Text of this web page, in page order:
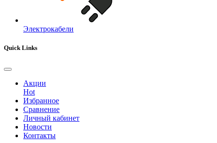
Электрокабели
Quick Links
Акции
Hot
Избранное
Сравнение
Личный кабинет
Новости
Контакты